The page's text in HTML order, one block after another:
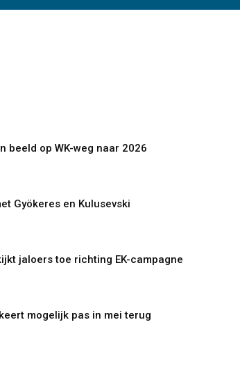
beeld op WK-weg naar 2026
Gyökeres en Kulusevski
jaloers toe richting EK-campagne
mogelijk pas in mei terug